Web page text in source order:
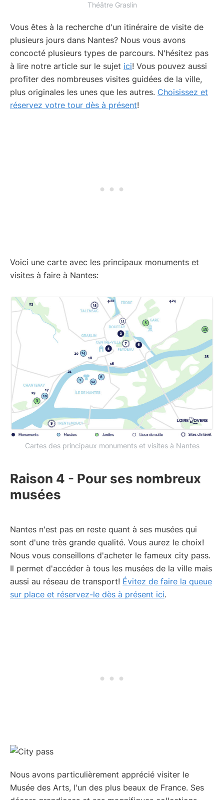
Théâtre Graslin
Vous êtes à la recherche d'un itinéraire de visite de
plusieurs jours dans Nantes? Nous vous avons
concocté plusieurs types de parcours. N'hésitez pas
à lire notre article sur le sujet ici! Vous pouvez aussi
profiter des nombreuses visites guidées de la ville,
plus originales les unes que les autres. Choisissez et
réservez votre tour dès à présent!
Voici une carte avec les principaux monuments et
visites à faire à Nantes:
Cartes des principaux monuments et visites à Nantes
Raison 4 - Pour ses nombreux
musées
Nantes n'est pas en reste quant à ses musées qui
sont d'une très grande qualité. Vous aurez le choix!
Nous vous conseillons d'acheter le fameux city pass.
Il permet d'accéder à tous les musées de la ville mais
aussi au réseau de transport! Évitez de faire la queue
sur place et réservez-le dès à présent ici.
Nous avons particulièrement apprécié visiter le
Musée des Arts, l'un des plus beaux de France. Ses